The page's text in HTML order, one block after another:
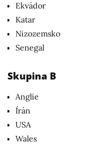
Ekvádor
Katar
Nizozemsko
Senegal
Skupina B
Anglie
Írán
USA
Wales